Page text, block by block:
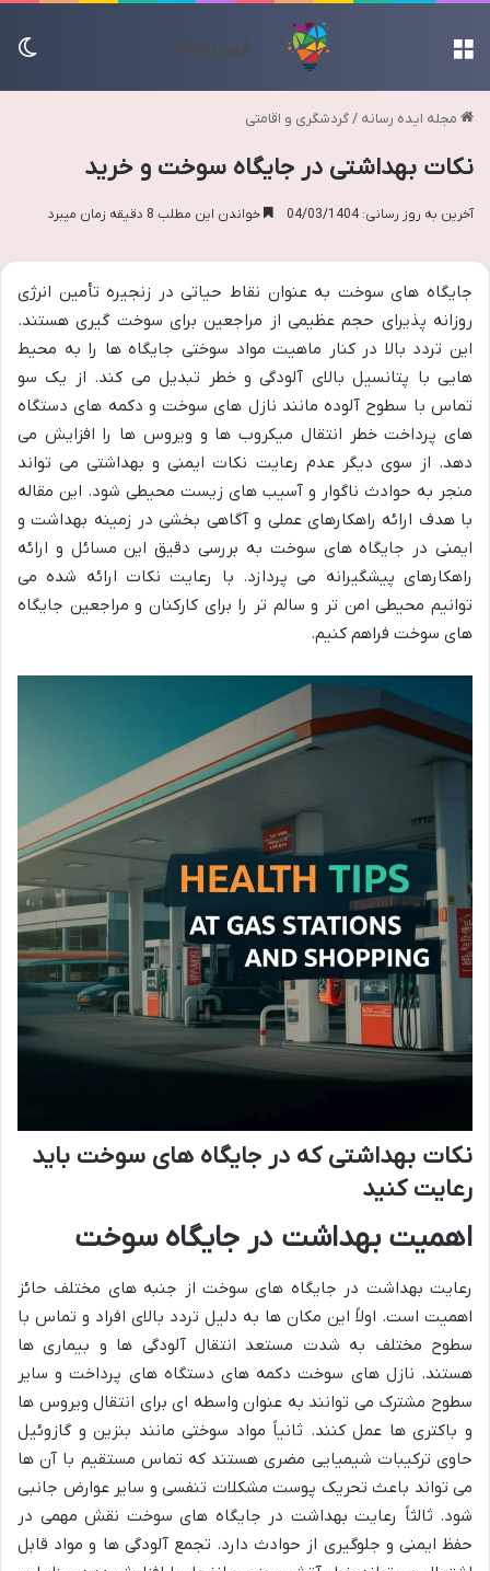
مجله ایده رسانه /گردشگری و اقامتی
نکات بهداشتی در جایگاه سوخت و خرید
آخرین به روز رسانی: 04/03/1404 خواندن این مطلب 8 دقیقه زمان میبرد
جایگاه های سوخت به عنوان نقاط حیاتی در زنجیره تأمین انرژی
روزانه پذیرای حجم عظیمی از مراجعین برای سوخت گیری هستند.
این تردد بالا در کنار ماهیت مواد سوختی جایگاه ها را به محیط
هایی با پتانسیل بالای آلودگی و خطر تبدیل می کند. از یک سو
تماس با سطوح آلوده مانند نازل های سوخت و دکمه های دستگاه
های پرداخت خطر انتقال میکروب ها و ویروس ها را افزایش می
دهد. از سوی دیگر عدم رعایت نکات ایمنی و بهداشتی می تواند
منجر به حوادث ناگوار و آسیب های زیست محیطی شود. این مقاله
با هدف ارائه راهکارهای عملی و آگاهی بخشی در زمینه بهداشت و
ایمنی در جایگاه های سوخت به بررسی دقیق این مسائل و ارائه
راهکارهای پیشگیرانه می پردازد. با رعایت نکات ارائه شده می
توانیم محیطی امن تر و سالم تر را برای کارکنان و مراجعین جایگاه
های سوخت فراهم کنیم.
نکات بهداشتی که در جایگاه های سوخت باید
رعایت کنید
اهمیت بهداشت در جایگاه سوخت
رعایت بهداشت در جایگاه های سوخت از جنبه های مختلف حائز
اهمیت است. اولاً این مکان ها به دلیل تردد بالای افراد و تماس با
سطوح مختلف به شدت مستعد انتقال آلودگی ها و بیماری ها
هستند. نازل های سوخت دکمه های دستگاه های پرداخت و سایر
سطوح مشترک می توانند به عنوان واسطه ای برای انتقال ویروس ها
و باکتری ها عمل کنند. ثانیاً مواد سوختی مانند بنزین و گازوئیل
حاوی ترکیبات شیمیایی مضری هستند که تماس مستقیم با آن ها
می تواند باعث تحریک پوست مشکلات تنفسی و سایر عوارض جانبی
شود. ثالثاً رعایت بهداشت در جایگاه های سوخت نقش مهمی در
حفظ ایمنی و جلوگیری از حوادث دارد. تجمع آلودگی ها و مواد قابل